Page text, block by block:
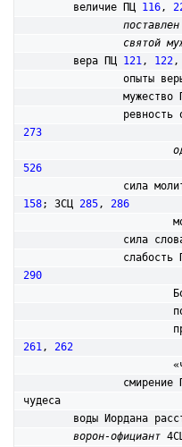
	величие ПЦ
116,
святой
	вера ПЦ
121, 122,
опыты
мужество
273
526
сила
158; 3СЦ 285, 286
сила
слабость
290
261, 262
смирение
чудеса
воды Иордана
ворон-официант